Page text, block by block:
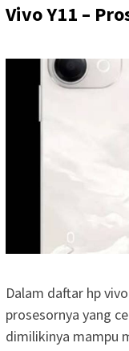
Vivo Y11 –
Dalam daftar hp
prosesornya yang
dimilikinya mampu